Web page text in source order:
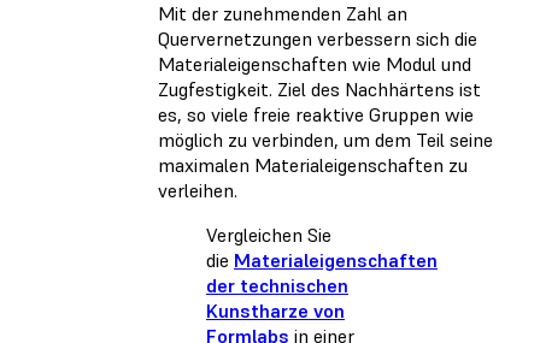
Mit der zunehmenden Zahl an
Quervernetzungen verbessern sich die
Materialeigenschaften wie Modul und
Zugfestigkeit. Ziel des Nachhärtens ist
es, so viele freie reaktive Gruppen wie
möglich zu verbinden, um dem Teil seine
maximalen Materialeigenschaften zu
verleihen.
Vergleichen Sie
die Materialeigenschaften
der technischen
Kunstharze von
Formlabs in einer